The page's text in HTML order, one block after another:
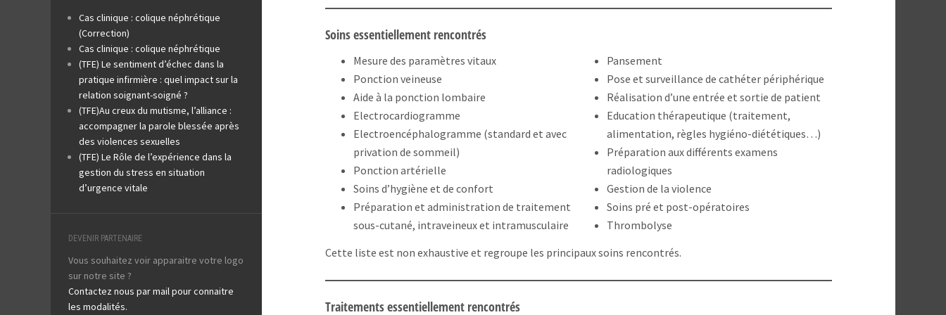
Cas clinique : colique néphrétique
(Correction)
Cas clinique : colique néphrétique
(TFE) Le sentiment d’échec dans la
pratique infirmière : quel impact sur la
relation soignant-soigné ?
(TFE)Au creux du mutisme, l’alliance :
accompagner la parole blessée après
des violences sexuelles
(TFE) Le Rôle de l’expérience dans la
gestion du stress en situation
d’urgence vitale
DEVENIR PARTENAIRE
Vous souhaitez voir apparaitre votre logo
sur notre site ?
Contactez nous par mail pour connaitre
les modalités.
Soins essentiellement rencontrés
Mesure des paramètres vitaux
Ponction veineuse
Aide à la ponction lombaire
Electrocardiogramme
Electroencéphalogramme (standard et avec
privation de sommeil)
Ponction artérielle
Soins d’hygiène et de confort
Préparation et administration de traitement
sous-cutané, intraveineux et intramusculaire
Pansement
Pose et surveillance de cathéter périphérique
Réalisation d’une entrée et sortie de patient
Education thérapeutique (traitement,
alimentation, règles hygiéno-diététiques…)
Préparation aux différents examens
radiologiques
Gestion de la violence
Soins pré et post-opératoires
Thrombolyse
Cette liste est non exhaustive et regroupe les principaux soins rencontrés.
Traitements essentiellement rencontrés